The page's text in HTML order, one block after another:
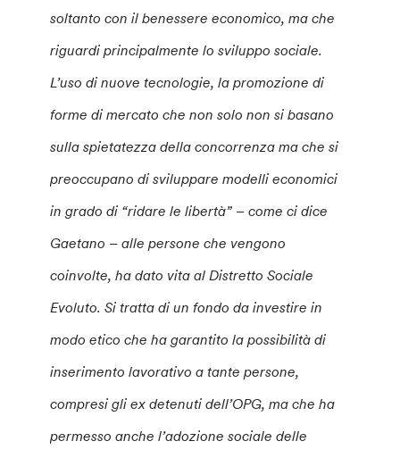
soltanto con il benessere economico, ma che
riguardi principalmente lo sviluppo sociale.
L’uso di nuove tecnologie, la promozione di
forme di mercato che non solo non si basano
sulla spietatezza della concorrenza ma che si
preoccupano di sviluppare modelli economici
in grado di “ridare le libertà” – come ci dice
Gaetano – alle persone che vengono
coinvolte, ha dato vita al Distretto Sociale
Evoluto. Si tratta di un fondo da investire in
modo etico che ha garantito la possibilità di
inserimento lavorativo a tante persone,
compresi gli ex detenuti dell’OPG, ma che ha
permesso anche l’adozione sociale delle